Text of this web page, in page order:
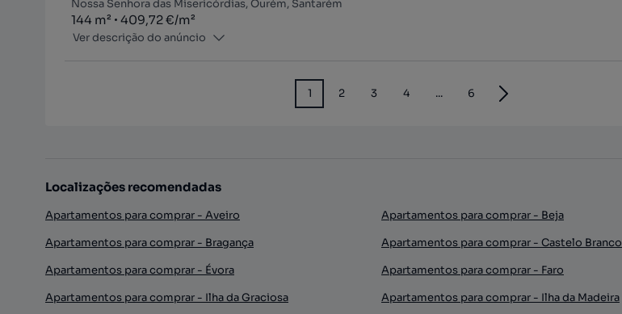
Nossa Senhora das Misericórdias, Ourém, Santarém
Zona
144 m²
Preço por metro quadrado
409,72 €/m²
Ver descrição do anúncio
1 2 3 4 ... 6
Localizações recomendadas
Apartamentos para comprar - Aveiro Apartamentos para comprar - Beja
Apartamentos para comprar - Bragança
Apartamentos para comprar - Castelo Branco
Apartamentos para comprar - Évora
Apartamentos para comprar - Faro
Apartamentos para comprar - Ilha da Graciosa
Apartamentos para comprar - Ilha da Madeira